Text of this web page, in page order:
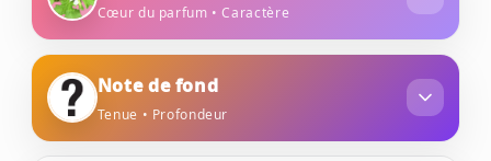
Cœur du parfum • Caractère
Note de fond
Tenue • Profondeur